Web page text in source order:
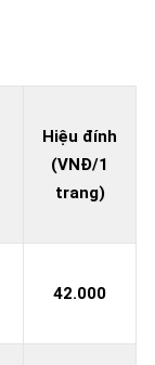
Hiệu đính
(VNĐ/1
trang)
42.000